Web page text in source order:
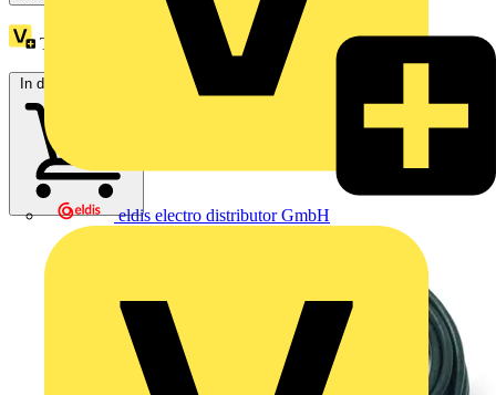
eldis electro distributor GmbH
Treuepunkte:
In den Warenkorb